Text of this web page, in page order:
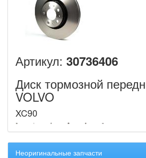
Артикул: 30736406
Диск тормозной
VOLVO
XC90
Неоригинальные запчасти